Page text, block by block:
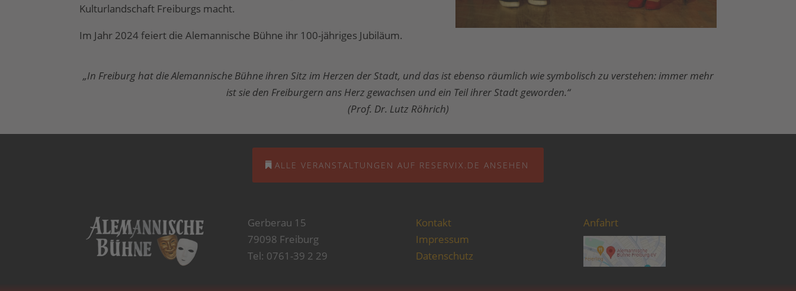
Kulturlandschaft Freiburgs macht.
Im Jahr 2024 feiert die Alemannische Bühne ihr 100-jähriges Jubiläum.
„In Freiburg hat die Alemannische Bühne ihren Sitz im Herzen der Stadt, und das ist ebenso räumlich wie symbolisch zu verstehen: immer mehr
ist sie den Freiburgern ans Herz gewachsen und ein Teil ihrer Stadt geworden.“
(Prof. Dr. Lutz Röhrich)
ALLE VERANSTALTUNGEN AUF RESERVIX.DE ANSEHEN
Gerberau 15
79098 Freiburg
Tel: 0761-39 2 29
Kontakt
Impressum
Datenschutz
Anfahrt